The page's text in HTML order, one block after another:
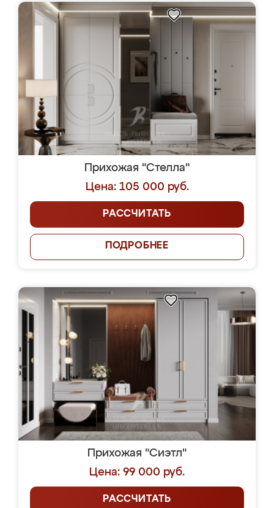
Прихожая "Стелла"
Цена: 105 000 руб.
РАССЧИТАТЬ
ПОДРОБНЕЕ
Прихожая "Сиэтл"
Цена: 99 000 руб.
РАССЧИТАТЬ